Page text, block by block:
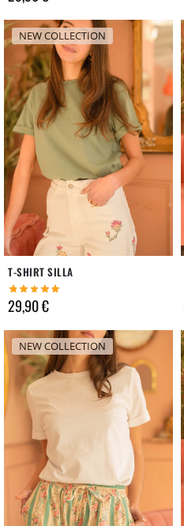
NEW COLLECTION
T-SHIRT SILLA
29,90€
NEW COLLECTION